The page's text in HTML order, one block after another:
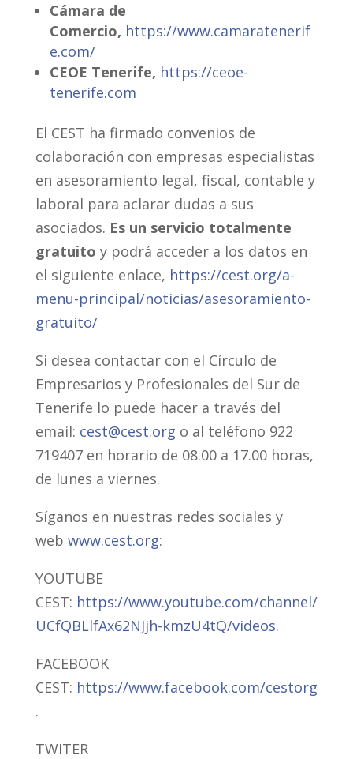
Cámara de
Comercio, https://www.camaratenerif
e.com/
CEOE Tenerife, https://ceoe-
tenerife.com
El CEST ha firmado convenios de
colaboración con empresas especialistas
en asesoramiento legal, fiscal, contable y
laboral para aclarar dudas a sus
asociados. Es un servicio totalmente
gratuito y podrá acceder a los datos en
el siguiente enlace, https://cest.org/a-
menu-principal/noticias/asesoramiento-
gratuito/
Si desea contactar con el Círculo de
Empresarios y Profesionales del Sur de
Tenerife lo puede hacer a través del
email: cest@cest.org o al teléfono 922
719407 en horario de 08.00 a 17.00 horas,
de lunes a viernes.
Síganos en nuestras redes sociales y
web www.cest.org:
YOUTUBE
CEST: https://www.youtube.com/channel/
UCfQBLlfAx62NJjh-kmzU4tQ/videos.
FACEBOOK
CEST: https://www.facebook.com/cestorg
.
TWITER